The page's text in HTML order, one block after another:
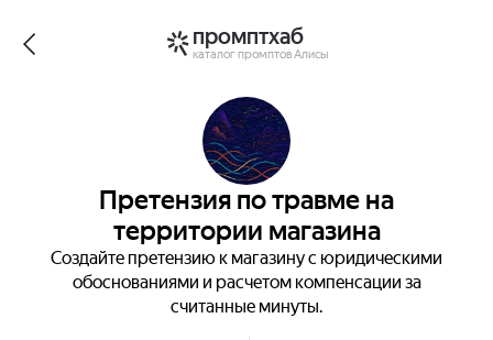
промптхаб
каталог промптов Алисы
Претензия по травме на
территории магазина
Создайте претензию к магазину с юридическими
обоснованиями и расчетом компенсации за
считанные минуты.